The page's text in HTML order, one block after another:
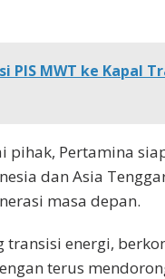
PIS MWT ke Kapal
pihak, Pertamina
dan Asia
masa depan.
energi,
terus